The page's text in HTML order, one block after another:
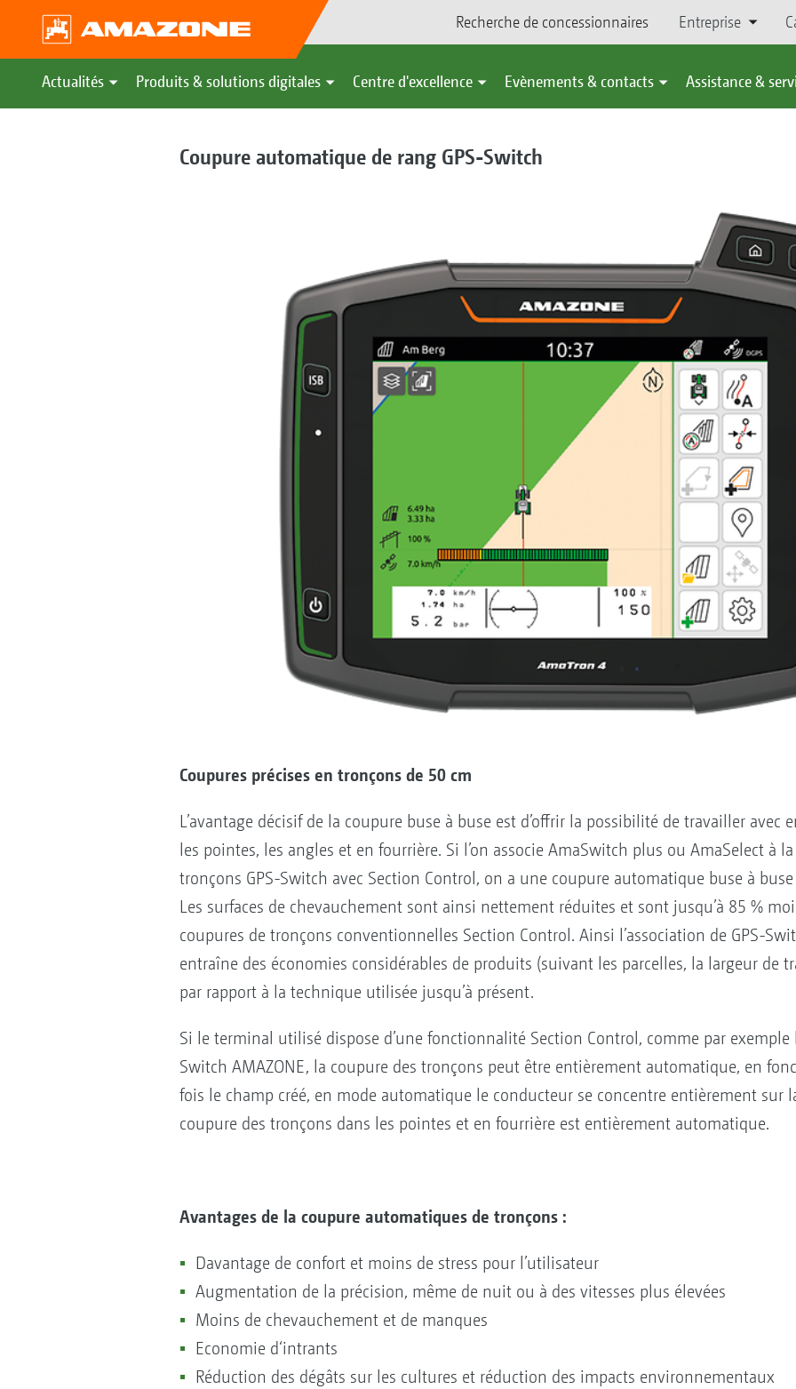
Recherche de concessionnaires Entreprise
Actualités Produits & solutions digitales Centre d'excellence Evènements & contacts Assistance &
Coupure automatique de rang GPS-Switch
Coupures précises en tronçons de 50 cm
L’avantage décisif de la coupure buse à buse est d’offrir la possibilité de travailler avec
les pointes, les angles et en fourrière. Si l’on associe AmaSwitch plus ou AmaSelect à
tronçons GPS-Switch avec Section Control, on a une coupure automatique buse à
Les surfaces de chevauchement sont ainsi nettement réduites et sont jusqu’à 85 %
coupures de tronçons conventionnelles Section Control. Ainsi l’association de GPS-
entraîne des économies considérables de produits (suivant les parcelles, la largeur de
par rapport à la technique utilisée jusqu’à présent.
Si le terminal utilisé dispose d’une fonctionnalité Section Control, comme par exemple
Switch AMAZONE, la coupure des tronçons peut être entièrement automatique, en
fois le champ créé, en mode automatique le conducteur se concentre entièrement sur
coupure des tronçons dans les pointes et en fourrière est entièrement automatique.
Avantages de la coupure automatiques de tronçons :
Davantage de confort et moins de stress pour l’utilisateur
Augmentation de la précision, même de nuit ou à des vitesses plus élevées
Moins de chevauchement et de manques
Economie d‘intrants
Réduction des dégâts sur les cultures et réduction des impacts environnementaux